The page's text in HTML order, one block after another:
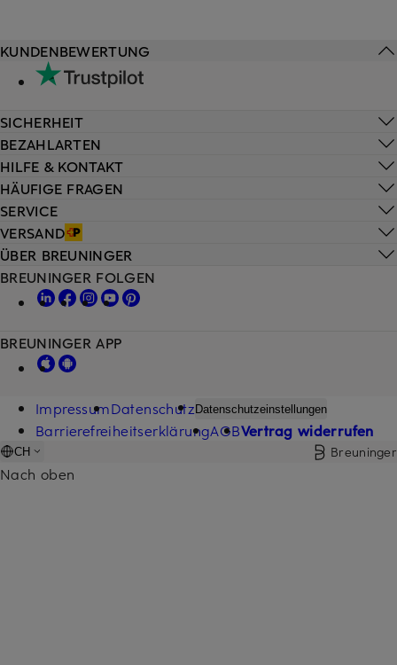
HILFE & KONTAKT
HÄUFIGE FRAGEN
SERVICE
VERSAND
KUNDENBEWERTUNG
SICHERHEIT
BEZAHLARTEN
ÜBER BREUNINGER
BREUNINGER FOLGEN
BREUNINGER APP
ImpressumDatenschutzDatenschutzeinstellungen
BarrierefreiheitserklärungAGBVertrag widerrufen
CH Breuninger
Nach oben